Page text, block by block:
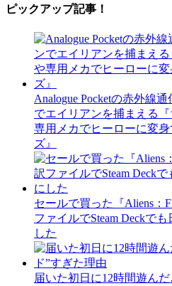
ピックアップ記事！
Analogue Pocketの赤外線
でエイリアンを捕まえる
専用メカでヒーローに変
ズ』
セールで買った『Aliens：
ファイルでSteam Deckで
した
届いた初日に12時間遊ん